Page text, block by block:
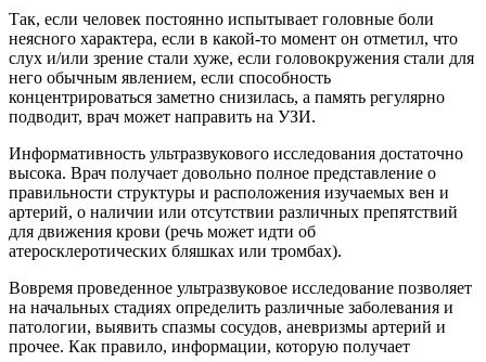
Так, если человек постоянно испытывает головные боли
неясного характера, если в какой-то момент он отметил, что
слух и/или зрение стали хуже, если головокружения стали для
него обычным явлением, если способность
концентрироваться заметно снизилась, а память регулярно
подводит, врач может направить на УЗИ.
Информативность ультразвукового исследования достаточно
высока. Врач получает довольно полное представление о
правильности структуры и расположения изучаемых вен и
артерий, о наличии или отсутствии различных препятствий
для движения крови (речь может идти об
атеросклеротических бляшках или тромбах).
Вовремя проведенное ультразвуковое исследование позволяет
на начальных стадиях определить различные заболевания и
патологии, выявить спазмы сосудов, аневризмы артерий и
прочее. Как правило, информации, которую получает